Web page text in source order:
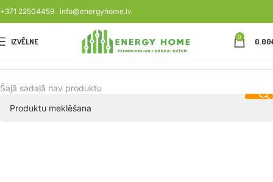
+371 22504459 info@energyhome.lv
IZVĒLNE 0 0.00
Šajā sadaļā nav produktu